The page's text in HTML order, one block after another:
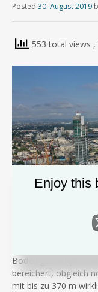
Posted 30. August 2019
553 total views ,
Messezeit ist
Boden gestampft und
bereichert, obgleich
mit bis zu 370 m
Enjoy this